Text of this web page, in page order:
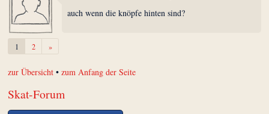
auch wenn die knöpfe hinten sind?
1 2 »Weiter
zur Übersicht •zum Anfang der Seite
Skat-Forum